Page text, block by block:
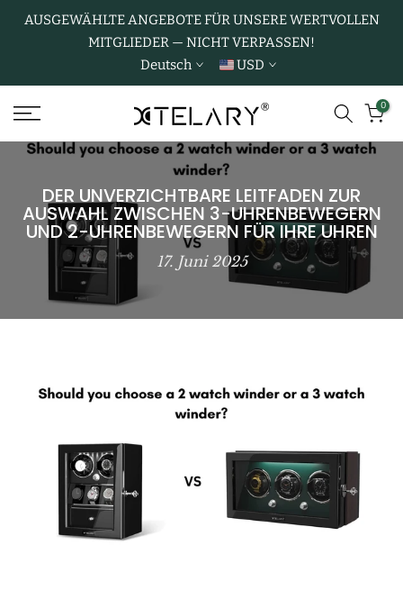
Zum
AUSGEWÄHLTE ANGEBOTE FÜR UNSERE WERTVOLLEN
MITGLIEDER — NICHT VERPASSEN!
Deutsch
USD
0
DER UNVERZICHTBARE LEITFADEN ZUR
AUSWAHL ZWISCHEN 3-UHRENBEWEGERN
UND 2-UHRENBEWEGERN FÜR IHRE UHREN
17. Juni 2025